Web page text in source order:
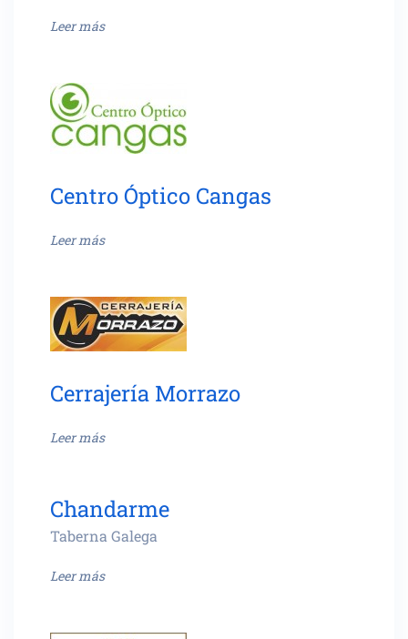
Leer más
Centro Óptico Cangas
Leer más
Cerrajería Morrazo
Leer más
Chandarme
Taberna Galega
Leer más